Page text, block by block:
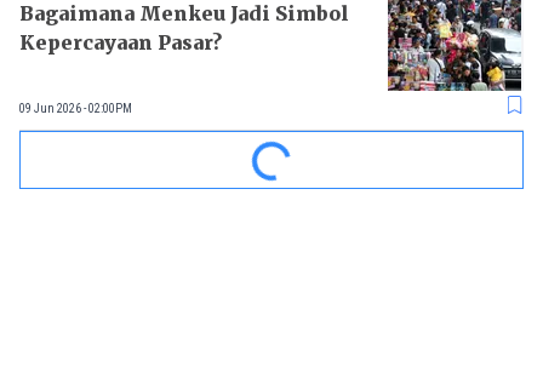
Bagaimana Menkeu Jadi Simbol
Kepercayaan Pasar?
09 Jun 2026 - 02:00PM